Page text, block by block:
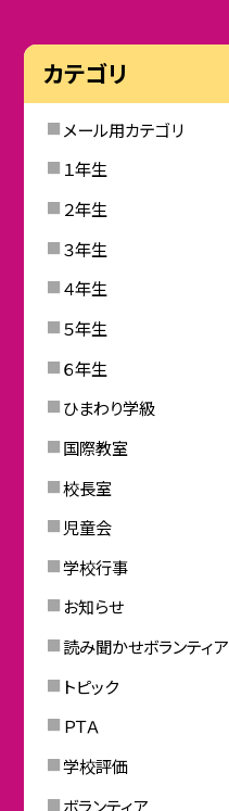
カテゴリ
メール用カテゴリ
１年生
２年生
３年生
４年生
５年生
６年生
ひまわり学級
国際教室
校長室
児童会
学校行事
お知らせ
読み聞かせボランティア
トピック
ＰＴＡ
学校評価
ボランティア